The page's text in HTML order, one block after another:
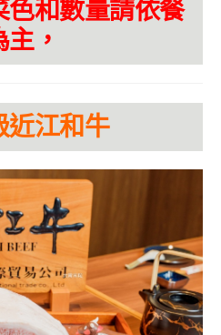
色和數量請依餐
，
近江和牛